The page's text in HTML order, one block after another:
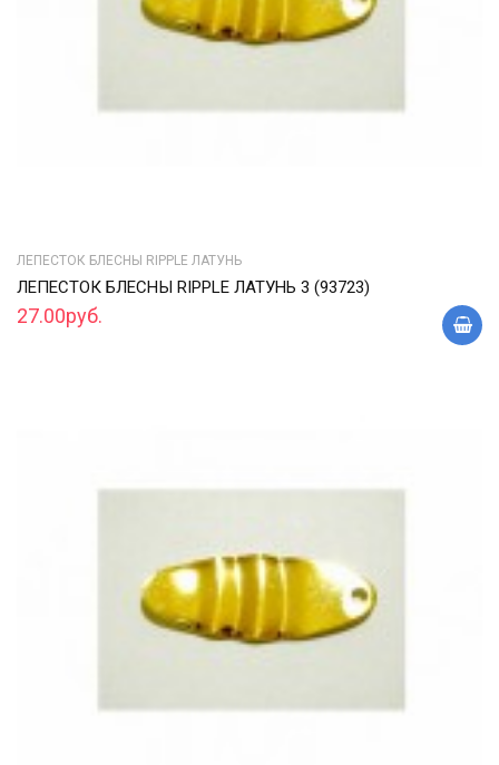
ЛЕПЕСТОК БЛЕСНЫ RIPPLE ЛАТУНЬ
ЛЕПЕСТОК БЛЕСНЫ RIPPLE ЛАТУНЬ 3 (93723)
27.00руб.